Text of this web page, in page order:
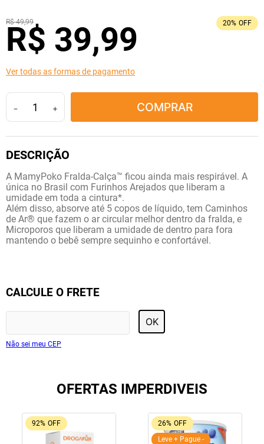
R$ 49,99
R$ 39,99 20% OFF
Ver todas as formas de pagamento
＋
－ COMPRAR
A MamyPoko Fralda-Calça™ ficou ainda mais respirável. A
única no Brasil com Furinhos Arejados que liberam a
umidade em toda a cintura*.
Além disso, absorve até 5 copos de líquido, tem Caminhos
de Ar® que fazem o ar circular melhor dentro da fralda, e
Microporos que liberam a umidade de dentro para fora
mantendo o bebê sempre sequinho e confortável.
CALCULE O FRETE
OK
Não sei meu CEP
OFERTAS IMPERDIVEIS
92% OFF 26% OFF
Leve + Pague -
9º
lola
10º fraldas geriátricas